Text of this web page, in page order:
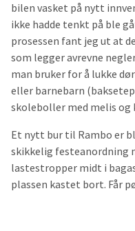
bilen vasket på nytt
ikke hadde tenkt på ble
prosessen fant jeg ut at
som legger avrevne
man bruker for å lukke
eller barnebarn
skoleboller med melis og
Et nytt bur til Rambo er
skikkelig festeanordning
lastestropper midt i
plassen kastet bort. Får